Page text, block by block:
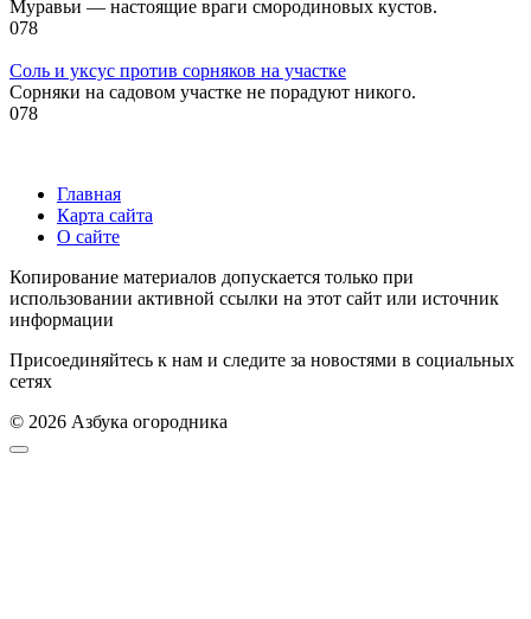
Муравьи — настоящие враги смородиновых кустов.
078
Соль и уксус против сорняков на участке
Сорняки на садовом участке не порадуют никого.
078
Главная
Карта сайта
О сайте
Копирование материалов допускается только при
использовании активной ссылки на этот сайт или источник
информации
Присоединяйтесь к нам и следите за новостями в социальных
сетях
© 2026 Азбука огородника